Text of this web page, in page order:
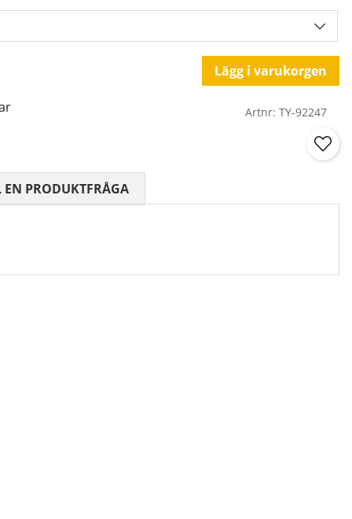
Lägg i varukorgen
Artnr: TY-92247
0 AV 5 ANTAL BETYG 0
EN PRODUKTFRÅGA